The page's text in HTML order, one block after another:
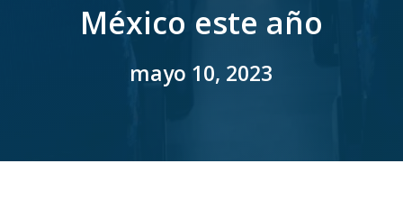
México este año
mayo 10, 2023